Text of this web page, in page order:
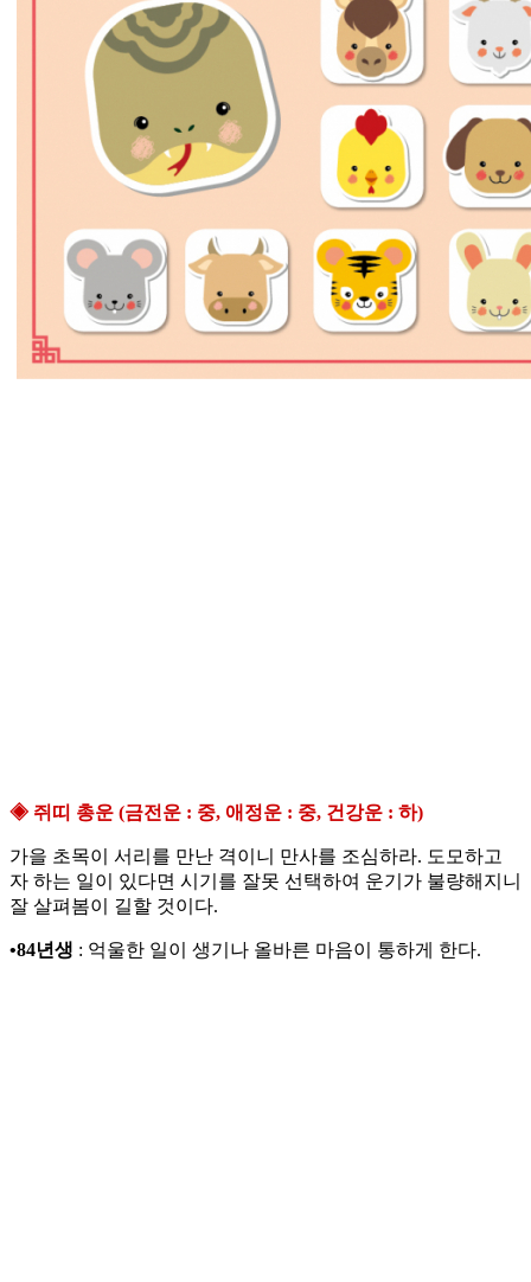
◈ 쥐띠 총운 (금전운 : 중, 애정운 : 중, 건강운 : 하)
가을 초목이 서리를 만난 격이니 만사를 조심하라. 도모하고
자 하는 일이 있다면 시기를 잘못 선택하여 운기가 불량해지니
잘 살펴봄이 길할 것이다.
•84년생 : 억울한 일이 생기나 올바른 마음이 통하게 한다.